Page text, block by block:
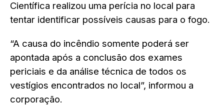
Científica realizou uma perícia no local para
tentar identificar possíveis causas para o fogo.
“A causa do incêndio somente poderá ser
apontada após a conclusão dos exames
periciais e da análise técnica de todos os
vestígios encontrados no local”, informou a
corporação.